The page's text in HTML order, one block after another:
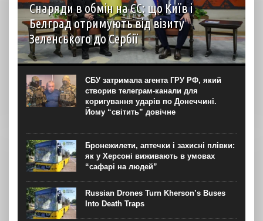
Снаряди в обмін на ЄС: що Київ і
Белград отримують від візиту
Зеленського до Сербії
Візит Володимира Зеленського до Белграда став
першим в історії українсько-сербських відносин візитом
президента України до Сербії. Попри те, що Белград
залишається одним із найбільш проросійських партнерів
у Європі й...
СБУ затримала агента ГРУ РФ, який
створив телеграм-канали для
коригування ударів по Донеччині.
Йому “світить” довічне
Бронежилети, аптечки і захисні плівки:
як у Херсоні виживають в умовах
“сафарі на людей”
Russian Drones Turn Kherson’s Buses
Into Death Traps